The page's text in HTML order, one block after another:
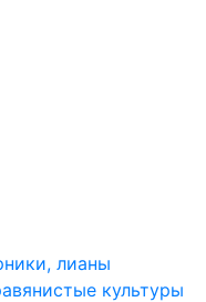
лианы
культуры